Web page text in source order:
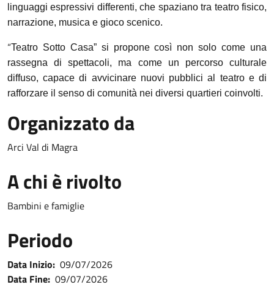
linguaggi espressivi differenti, che spaziano tra teatro fisico,
narrazione, musica e gioco scenico.
“Teatro Sotto Casa” si propone così non solo come una
rassegna di spettacoli, ma come un percorso culturale
diffuso, capace di avvicinare nuovi pubblici al teatro e di
rafforzare il senso di comunità nei diversi quartieri coinvolti.
Organizzato da
Arci Val di Magra
A chi è rivolto
Bambini e famiglie
Periodo
Data Inizio: 09/07/2026
Data Fine: 09/07/2026